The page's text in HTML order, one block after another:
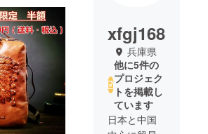
xfgj168
兵庫県
他に5件の
プロジェク
トを掲載し
ています
日本と中国